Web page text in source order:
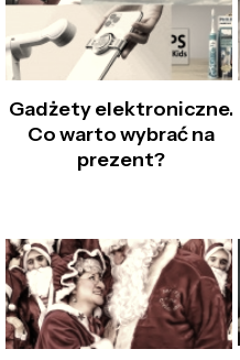
Gadżety elektroniczne.
Co warto wybrać na
prezent?